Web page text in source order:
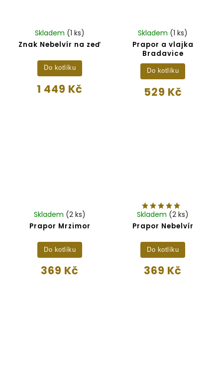
Znak Nebelvír na zeď
Skladem (1 ks)
1 449 Kč
Do kotlíku
Prapor a vlajka
Bradavice
Skladem (1 ks)
529 Kč
Do kotlíku
Prapor Mrzimor
Skladem (2 ks)
369 Kč
Do kotlíku
Prapor Nebelvír
Skladem (2 ks)
369 Kč
Do kotlíku